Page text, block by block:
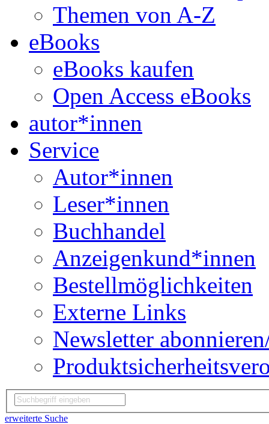
Themen von A-Z
eBooks
eBooks kaufen
Open Access eBooks
autor*innen
Service
Autor*innen
Leser*innen
Buchhandel
Anzeigenkund*innen
Bestellmöglichkeiten
Externe Links
Newsletter
erweiterte Suche